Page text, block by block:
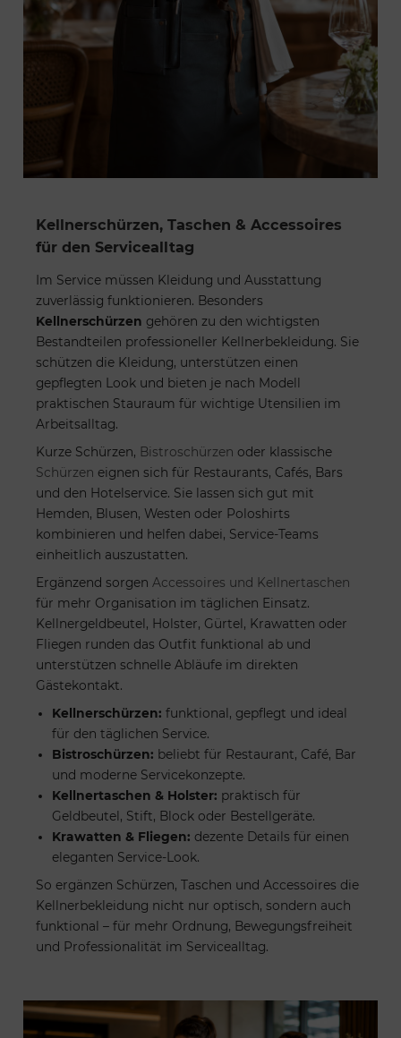
Kellnerschürzen, Taschen & Accessoires
für den Servicealltag
Im Service müssen Kleidung und Ausstattung
zuverlässig funktionieren. Besonders
Kellnerschürzen gehören zu den wichtigsten
Bestandteilen professioneller Kellnerbekleidung. Sie
schützen die Kleidung, unterstützen einen
gepflegten Look und bieten je nach Modell
praktischen Stauraum für wichtige Utensilien im
Arbeitsalltag.
Kurze Schürzen, Bistroschürzen oder klassische
Schürzen eignen sich für Restaurants, Cafés, Bars
und den Hotelservice. Sie lassen sich gut mit
Hemden, Blusen, Westen oder Poloshirts
kombinieren und helfen dabei, Service-Teams
einheitlich auszustatten.
Ergänzend sorgen Accessoires und Kellnertaschen
für mehr Organisation im täglichen Einsatz.
Kellnergeldbeutel, Holster, Gürtel, Krawatten oder
Fliegen runden das Outfit funktional ab und
unterstützen schnelle Abläufe im direkten
Gästekontakt.
Kellnerschürzen: funktional, gepflegt und ideal
für den täglichen Service.
Bistroschürzen: beliebt für Restaurant, Café, Bar
und moderne Servicekonzepte.
Kellnertaschen & Holster: praktisch für
Geldbeutel, Stift, Block oder Bestellgeräte.
Krawatten & Fliegen: dezente Details für einen
eleganten Service-Look.
So ergänzen Schürzen, Taschen und Accessoires die
Kellnerbekleidung nicht nur optisch, sondern auch
funktional – für mehr Ordnung, Bewegungsfreiheit
und Professionalität im Servicealltag.